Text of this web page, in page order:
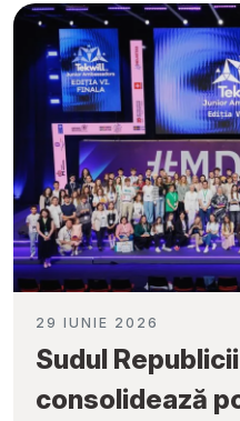
29 IUNIE 2026
Sudul
consolidează